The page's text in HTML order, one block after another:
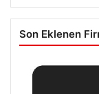
Son Eklenen